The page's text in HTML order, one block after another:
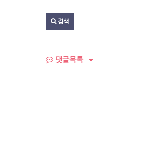
검색
댓글목록